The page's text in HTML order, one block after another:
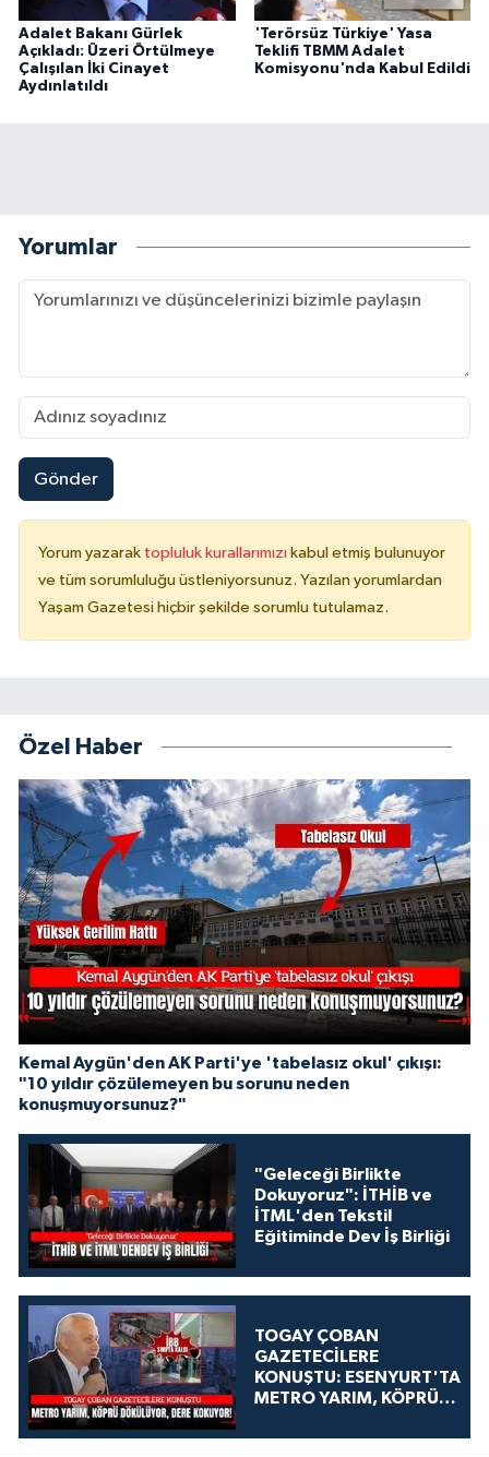
Adalet Bakanı Gürlek
Açıkladı: Üzeri Örtülmeye
Çalışılan İki Cinayet
Aydınlatıldı
'Terörsüz Türkiye' Yasa
Teklifi TBMM Adalet
Komisyonu'nda Kabul Edildi
Yorumlar
Gönder
Yorum yazarak topluluk kurallarımızı kabul etmiş bulunuyor
ve tüm sorumluluğu üstleniyorsunuz. Yazılan yorumlardan
Yaşam Gazetesi hiçbir şekilde sorumlu tutulamaz.
Özel Haber
Kemal Aygün'den AK Parti'ye 'tabelasız okul' çıkışı:
"10 yıldır çözülemeyen bu sorunu neden
konuşmuyorsunuz?"
"Geleceği Birlikte
Dokuyoruz": İTHİB ve
İTML'den Tekstil
Eğitiminde Dev İş Birliği
TOGAY ÇOBAN
GAZETECİLERE
KONUŞTU: ESENYURT'TA
METRO YARIM, KÖPRÜ
KOKUYOR!